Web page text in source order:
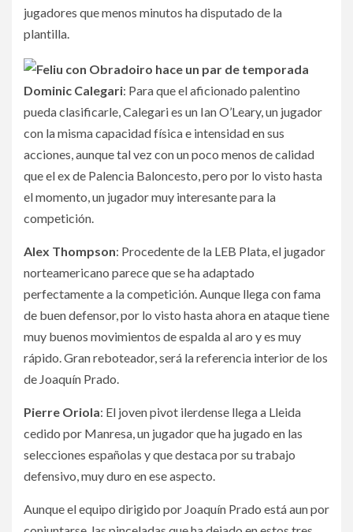
jugadores que menos minutos ha disputado de la
plantilla.
Dominic Calegari: Para que el aficionado palentino
pueda clasificarle, Calegari es un Ian O’Leary, un jugador
con la misma capacidad física e intensidad en sus
acciones, aunque tal vez con un poco menos de calidad
que el ex de Palencia Baloncesto, pero por lo visto hasta
el momento, un jugador muy interesante para la
competición.
Alex Thompson: Procedente de la LEB Plata, el jugador
norteamericano parece que se ha adaptado
perfectamente a la competición. Aunque llega con fama
de buen defensor, por lo visto hasta ahora en ataque tiene
muy buenos movimientos de espalda al aro y es muy
rápido. Gran reboteador, será la referencia interior de los
de Joaquín Prado.
Pierre Oriola: El joven pivot ilerdense llega a Lleida
cedido por Manresa, un jugador que ha jugado en las
selecciones españolas y que destaca por su trabajo
defensivo, muy duro en ese aspecto.
Aunque el equipo dirigido por Joaquín Prado está aun por